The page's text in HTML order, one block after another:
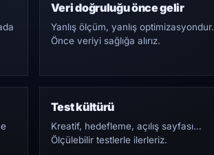
Veri doğruluğu önce gelir
Yanlış ölçüm, yanlış optimizasyondur.
Önce veriyi sağlığa alırız.
Test kültürü
Kreatif, hedefleme, açılış sayfası…
Ölçülebilir testlerle ilerleriz.